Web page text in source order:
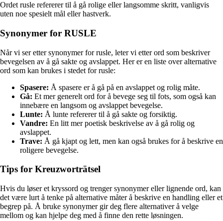
Ordet rusle refererer til å gå rolige eller langsomme skritt, vanligvis
uten noe spesielt mål eller hastverk.
Synonymer for RUSLE
Når vi ser etter synonymer for rusle, leter vi etter ord som beskriver
bevegelsen av å gå sakte og avslappet. Her er en liste over alternative
ord som kan brukes i stedet for rusle:
Spasere: Å spasere er å gå på en avslappet og rolig måte.
Gå: Et mer generelt ord for å bevege seg til fots, som også kan
innebære en langsom og avslappet bevegelse.
Lunte: Å lunte refererer til å gå sakte og forsiktig.
Vandre: En litt mer poetisk beskrivelse av å gå rolig og
avslappet.
Trave: Å gå kjapt og lett, men kan også brukes for å beskrive en
roligere bevegelse.
Tips for Kreuzworträtsel
Hvis du løser et kryssord og trenger synonymer eller lignende ord, kan
det være lurt å tenke på alternative måter å beskrive en handling eller et
begrep på. Å bruke synonymer gir deg flere alternativer å velge
mellom og kan hjelpe deg med å finne den rette løsningen.